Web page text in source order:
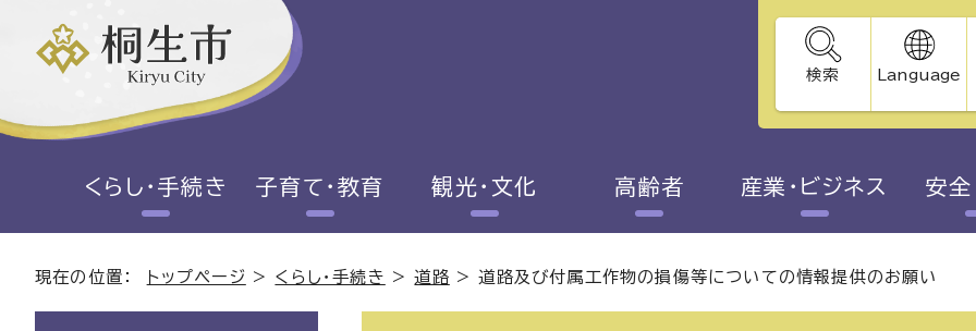
検索 Language
くらし・手続き 子育て・教育 観光・文化 高齢者 産業・ビジネス 安全
現在の位置： トップページ > くらし・手続き >道路 >道路及び付属工作物の損傷等についての情報提供のお願い